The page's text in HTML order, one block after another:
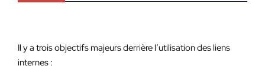
Il y a trois objectifs majeurs derrière l’utilisation des liens
internes :